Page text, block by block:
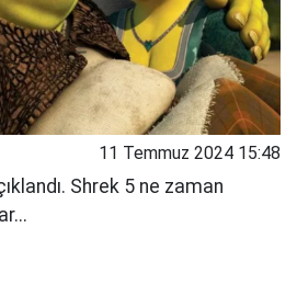
11 Temmuz 2024 15:48
Shrek 5 ne zaman